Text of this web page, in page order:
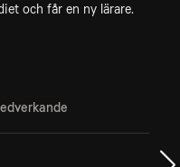
och får en ny lärare.